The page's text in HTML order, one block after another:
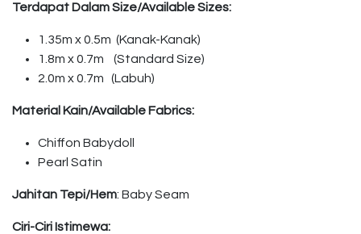
Terdapat Dalam Size/Available Sizes:
1.35m x 0.5m (Kanak-Kanak)
1.8m x 0.7m (Standard Size)
2.0m x 0.7m (Labuh)
Material Kain/Available Fabrics:
Chiffon Babydoll
Pearl Satin
Jahitan Tepi/Hem: Baby Seam
Ciri-Ciri Istimewa: